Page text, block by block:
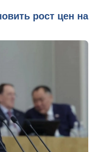
рост цен на